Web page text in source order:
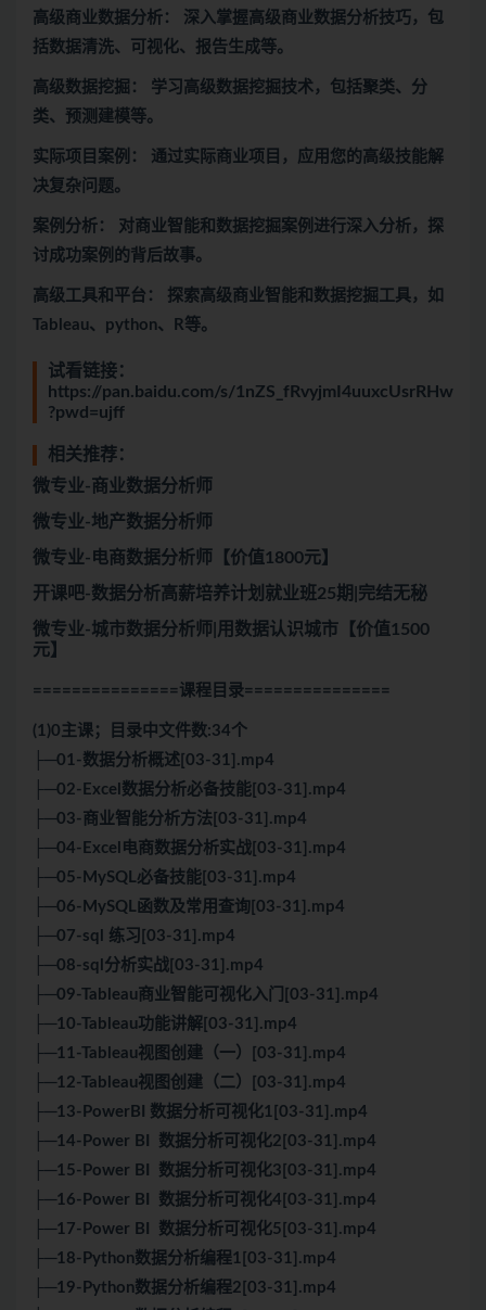
高级商业数据分析： 深入掌握高级商业数据分析技巧，包
括数据清洗、可视化、报告生成等。
高级数据挖掘： 学习高级数据挖掘技术，包括聚类、分
类、预测建模等。
实际项目案例： 通过实际商业项目，应用您的高级技能解
决复杂问题。
案例分析： 对商业智能和数据挖掘案例进行深入分析，探
讨成功案例的背后故事。
高级工具和平台： 探索高级商业智能和数据挖掘工具，如
Tableau、python、R等。
试看链接：
https://pan.baidu.com/s/1nZS_fRvyjmI4uuxcUsrRHw
?pwd=ujff
相关推荐：
微专业-商业数据分析师
微专业-地产数据分析师
微专业-电商数据分析师【价值1800元】
开课吧-数据分析高薪培养计划就业班25期|完结无秘
微专业-城市数据分析师|用数据认识城市【价值1500
元】
===============课程目录===============
(1)0主课；目录中文件数:34个
├─01-数据分析概述[03-31].mp4
├─02-Excel数据分析必备技能[03-31].mp4
├─03-商业智能分析方法[03-31].mp4
├─04-Excel电商数据分析实战[03-31].mp4
├─05-MySQL必备技能[03-31].mp4
├─06-MySQL函数及常用查询[03-31].mp4
├─07-sql 练习[03-31].mp4
├─08-sql分析实战[03-31].mp4
├─09-Tableau商业智能可视化入门[03-31].mp4
├─10-Tableau功能讲解[03-31].mp4
├─11-Tableau视图创建（一）[03-31].mp4
├─12-Tableau视图创建（二）[03-31].mp4
├─13-PowerBI 数据分析可视化1[03-31].mp4
├─14-Power BI 数据分析可视化2[03-31].mp4
├─15-Power BI 数据分析可视化3[03-31].mp4
├─16-Power BI 数据分析可视化4[03-31].mp4
├─17-Power BI 数据分析可视化5[03-31].mp4
├─18-Python数据分析编程1[03-31].mp4
├─19-Python数据分析编程2[03-31].mp4